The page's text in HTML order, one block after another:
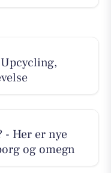
- Her er nye
og omegn